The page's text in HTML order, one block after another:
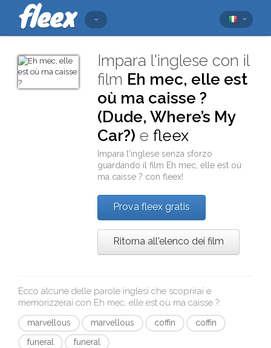
Impara l'inglese con il
film Eh mec, elle est
où ma caisse ?
(Dude, Where’s My
Car?) efleex
Impara l'inglese senza sforzo
guardando il film Eh mec, elle est où
ma caisse ? confleex!
Prova fleex gratis
Ritorna all'elenco dei film
Ecco alcune delle parole inglesi che scoprirai e
memorizzerai con Eh mec, elle est où ma caisse ?:
marvellous marvellous coffin
coffin
funeral
funeral